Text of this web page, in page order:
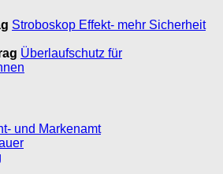
Stroboskop Effekt- mehr Sicherheit
Überlaufschutz für
und Markenamt